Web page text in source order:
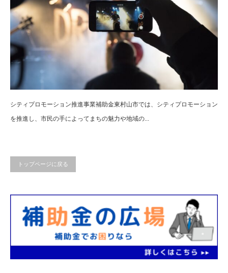
シティプロモーション推進事業補助金東村山市では、シティプロモーション
を推進し、市民の手によってまちの魅力や地域の...
トップページに戻る